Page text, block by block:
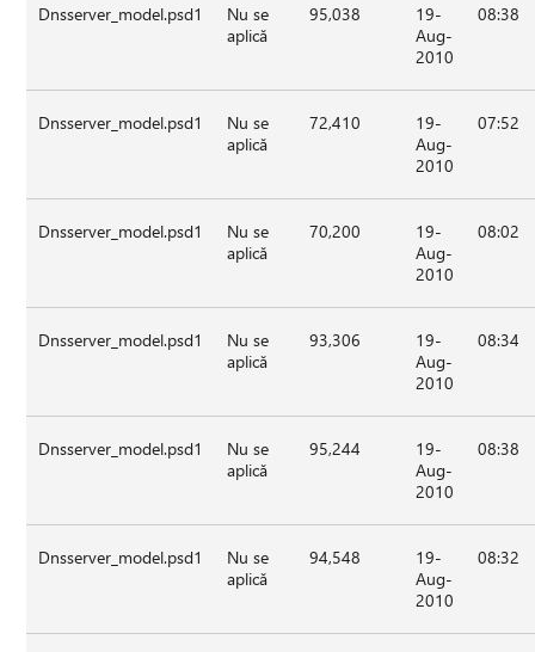
Dnsserver_model.psd1
Nu se
aplică
95,038
19-
Aug-
2010
08:38
Dnsserver_model.psd1
Nu se
aplică
72,410
19-
Aug-
2010
07:52
Dnsserver_model.psd1
Nu se
aplică
70,200
19-
Aug-
2010
08:02
Dnsserver_model.psd1
Nu se
aplică
93,306
19-
Aug-
2010
08:34
Dnsserver_model.psd1
Nu se
aplică
95,244
19-
Aug-
2010
08:38
Dnsserver_model.psd1
Nu se
aplică
94,548
19-
Aug-
2010
08:32